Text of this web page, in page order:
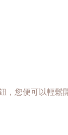
，您便可以輕鬆